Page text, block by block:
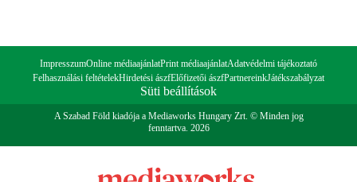
ImpresszumOnline médiaajánlatPrint médiaajánlatAdatvédelmi tájékoztató
Felhasználási feltételekHirdetési ászfElőfizetői ászfPartnereinkJátékszabályzat
Süti beállítások
A Szabad Föld kiadója a Mediaworks Hungary Zrt. © Minden jog
fenntartva. 2026